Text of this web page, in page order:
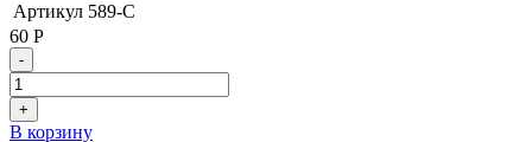
Артикул 589-C
60 Р
-
+
В корзину